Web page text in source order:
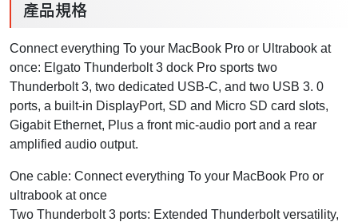
產品規格
Connect everything To your MacBook Pro or Ultrabook at
once: Elgato Thunderbolt 3 dock Pro sports two
Thunderbolt 3, two dedicated USB-C, and two USB 3. 0
ports, a built-in DisplayPort, SD and Micro SD card slots,
Gigabit Ethernet, Plus a front mic-audio port and a rear
amplified audio output.
One cable: Connect everything To your MacBook Pro or
ultrabook at once
Two Thunderbolt 3 ports: Extended Thunderbolt versatility,